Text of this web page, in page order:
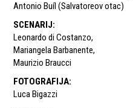
Antonio Buíl (Salvatoreov otac)
SCENARIJ:
Leonardo di Costanzo,
Mariangela Barbanente,
Maurizio Braucci
FOTOGRAFIJA:
Luca Bigazzi